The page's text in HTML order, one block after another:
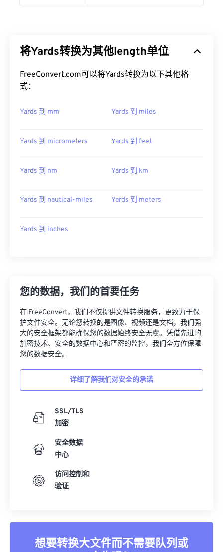
将Yards转换为其他length单位
FreeConvert.com可以将Yards转换为以下其他格
式：
Yards 到 mm Yards 到 miles
Yards 到 micrometers Yards 到 feet
Yards 到 nm Yards 到 km
Yards 到 nautical-miles Yards 到 meters
Yards 到 inches
您的数据，我们的首要任务
在 FreeConvert，我们不仅提供文件转换服务，更致力于保
护文件安全。无论您转换的是图像、视频还是文档，我们强
大的安全框架都能确保您的数据始终安全无虞。凭借先进的
加密技术、安全的数据中心和严密的监控，我们全方位保障
您的数据安全。
详细了解我们对安全的承诺
SSL/TLS
加密
安全数据
中心
访问控制和
验证
想要转换大文件而不需要队列或